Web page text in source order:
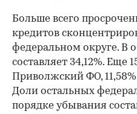
Больше всего
кредитов
федеральном округе.
составляет 34,12%. Еще
Приволжский ФО,
Доли остальных
порядке убывания